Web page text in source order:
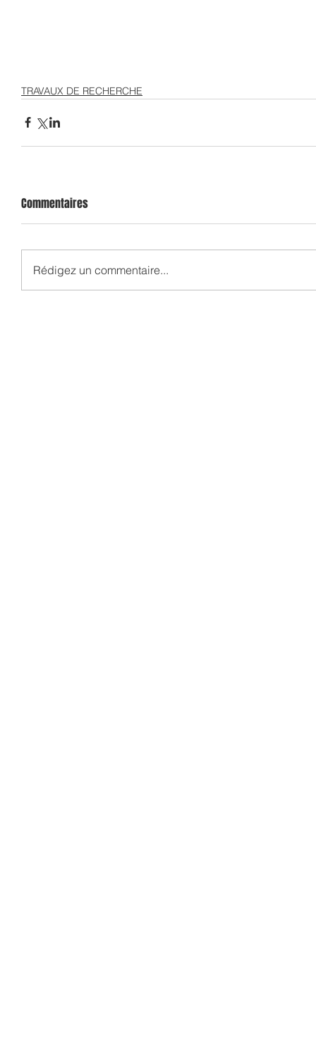
TRAVAUX DE RECHERCHE
Commentaires
Rédigez un commentaire...